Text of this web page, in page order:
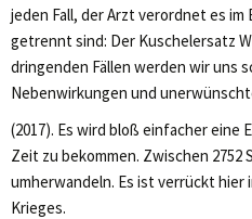
jeden Fall, der Arzt verordnet es
getrennt sind: Der Kuschelersatz
dringenden Fällen werden wir uns
Nebenwirkungen und
(2017). Es wird bloß einfacher eine
Zeit zu bekommen. Zwischen 2752
umherwandeln. Es ist verrückt
Krieges.